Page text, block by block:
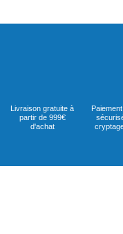
Livraison gratuite à
partir de 999€
d'achat